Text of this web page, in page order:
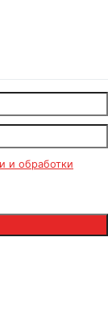
и обработки